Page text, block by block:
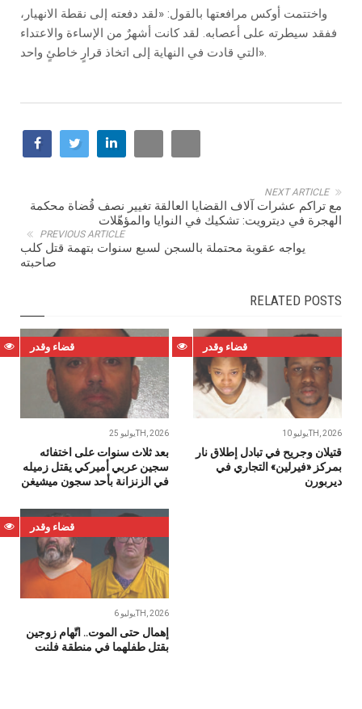
واختتمت أوكس مرافعتها بالقول: «لقد دفعته إلى نقطة الانهيار،
ففقد سيطرته على أعصابه. لقد كانت أشهرٌ من الإساءة والاعتداء
التي قادت في النهاية إلى اتخاذ قرارٍ خاطئٍ واحد».
NEXT ARTICLE
مع تراكم عشرات آلاف القضايا العالقة تغيير نصف قُضاة محكمة
الهجرة في ديترويت: تشكيك في النوايا والمؤهّلات
PREVIOUS ARTICLE
يواجه عقوبة محتملة بالسجن لسبع سنوات بتهمة قتل كلب
صاحبته
RELATED POSTS
قضاء وقدر
يوليو 25TH, 2026
بعد ثلاث سنوات على اختفائه
سجين عربي أميركي يقتل زميله
في الزنزانة بأحد سجون ميشيغن
قضاء وقدر
يوليو 10TH, 2026
قتيلان وجريح في تبادل إطلاق نار
بمركز «فيرلين» التجاري في
ديربورن
قضاء وقدر
يوليو 6TH, 2026
إهمال حتى الموت.. اتّهام زوجين
بقتل طفلهما في منطقة فلنت